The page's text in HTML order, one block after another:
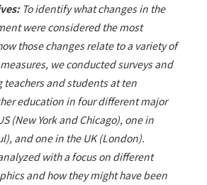
To identify what changes in the
were considered the most
those changes relate to a variety of
we conducted surveys and
teachers and students at ten
education in four different major
(New York and Chicago), one in
and one in the UK (London).
with a focus on different
and how they might have been